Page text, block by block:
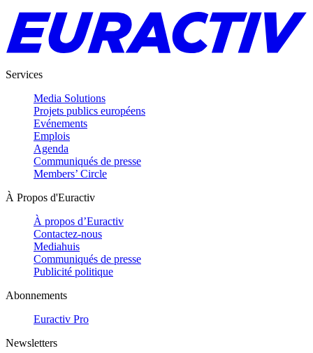
Services
Media Solutions
Projets publics européens
Evénements
Emplois
Agenda
Communiqués de presse
Members’ Circle
À Propos d'Euractiv
À propos d’Euractiv
Contactez-nous
Mediahuis
Communiqués de presse
Publicité politique
Abonnements
Euractiv Pro
Newsletters